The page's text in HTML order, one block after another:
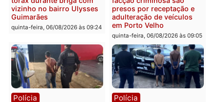
Polícia
Policiais militares
recuperam moto furtada e
prendem trio na zona
Leste
Polícia
Jovem é encontrado
na Rua dos Cravos e
é investigado pela
em RO